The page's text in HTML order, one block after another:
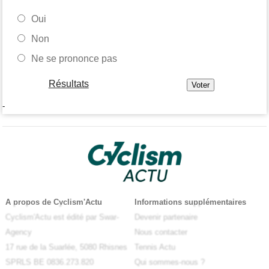
Oui
Non
Ne se prononce pas
Résultats
-
A propos de Cyclism'Actu
Cyclism'Actu est édité par Swar-
Agency
17 rue de la Suarlée, 5080 Rhisnes
SPRLS BE 0836.273.820
Informations supplémentaires
Devenir partenaire
Nous contacter
Tennis Actu
Qui sommes-nous ?